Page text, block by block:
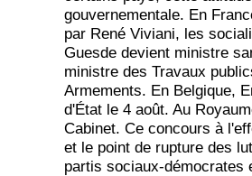
gouvernementale. En
par René Viviani, les
Guesde devient ministre
ministre des Travaux
Armements. En Belgique,
d'État le 4 août. Au
Cabinet. Ce concours à
et le point de rupture des
partis sociaux-démocrates